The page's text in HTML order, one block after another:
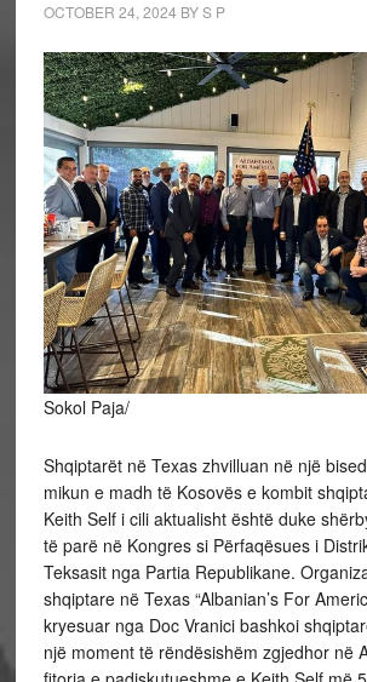
OCTOBER 24, 2024 BYS P
Sokol Paja/
Shqiptarët në Texas zhvilluan në një
mikun e madh të Kosovës e kombit
Keith Self i cili aktualisht është duke
të parë në Kongres si Përfaqësues i
Teksasit nga Partia Republikane.
shqiptare në Texas “Albanian’s For
kryesuar nga Doc Vranici bashkoi
një moment të rëndësishëm zgjedhor në